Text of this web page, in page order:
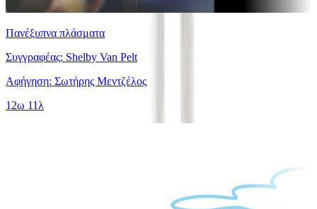
Πανέξυπνα πλάσματα
Συγγραφέας: Shelby Van Pelt
Αφήγηση: Σωτήρης Μεντζέλος
12ω 11λ